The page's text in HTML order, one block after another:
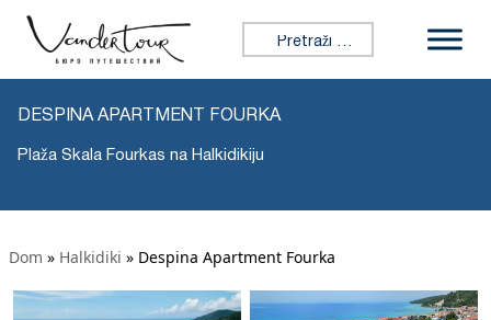
Tražiti:
DESPINA APARTMENT FOURKA
Plaža Skala Fourkas na Halkidikiju
Dom » Halkidiki » Despina Apartment Fourka